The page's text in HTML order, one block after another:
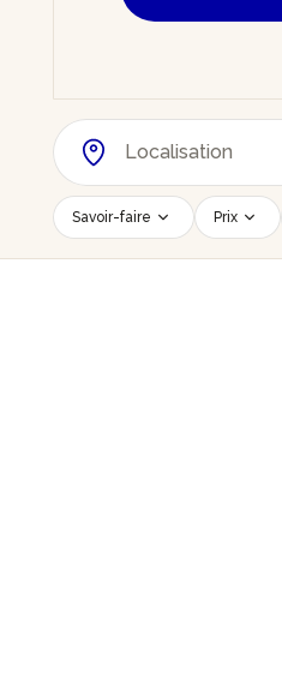
Savoir-faire Prix